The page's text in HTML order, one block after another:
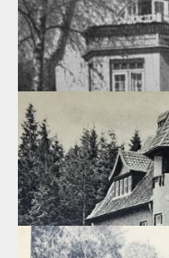
Вилла "Цецилия",
Для курортных
индивидуальное
проектирование было
по типу сооружения
обликом,привлекая
форм.
20.03.2020
Вилла «Хелена»,
Вилла «Хелена» -